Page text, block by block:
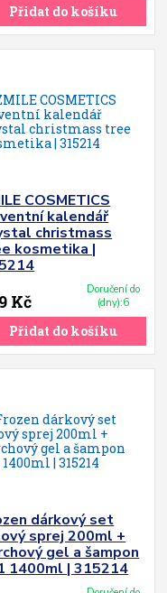
Přidat do košíku
COSMETICS
kalendář
christmass
kosmetika |
Kč
Doručení do
(dny):6
Přidat do košíku
dárkový set
sprej 200ml +
gel a šampon
1400ml | 315214